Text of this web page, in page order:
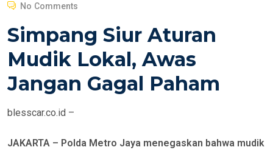
T
D
O
N
No Comments
Simpang Siur Aturan
Mudik Lokal, Awas
Jangan Gagal Paham
blesscar.co.id –
JAKARTA – Polda Metro Jaya menegaskan bahwa mudik